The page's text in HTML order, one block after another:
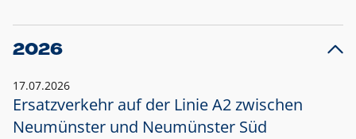
2026
17.07.2026
Ersatzverkehr auf der Linie A2 zwischen
Neumünster und Neumünster Süd